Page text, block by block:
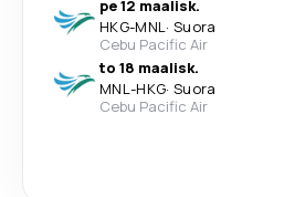
pe 12 maalisk.
HKG-MNL· Suora
Cebu Pacific Air
to 18 maalisk.
MNL-HKG· Suora
Cebu Pacific Air